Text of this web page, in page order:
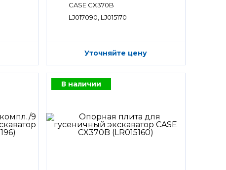
CASE CX370B
LJ017090, LJ015170
Уточняйте цену
В наличии